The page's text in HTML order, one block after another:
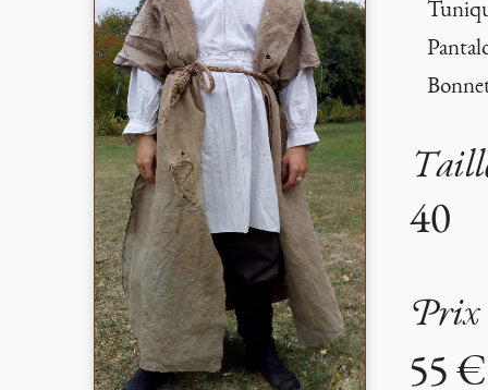
40
Prix
55 €